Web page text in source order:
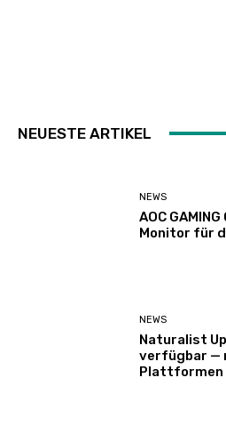
NEUESTE ARTIKEL
NEWS
AOC
Monitor für
NEWS
Naturalist
verfügbar —
Plattformen